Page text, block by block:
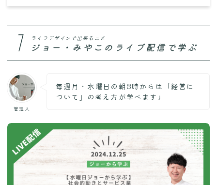
1 ライフデザインで出来ること
ジョー・みやこのライブ配信で学ぶ
管理人
毎週月・水曜日の朝8時からは「経営に
ついて」の考え方が学べます♩